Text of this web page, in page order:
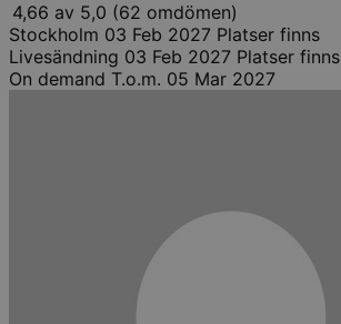
4,66 av 5,0 (62 omdömen)
Stockholm 03 Feb 2027 Platser finns
Livesändning 03 Feb 2027 Platser finns
On demand T.o.m. 05 Mar 2027